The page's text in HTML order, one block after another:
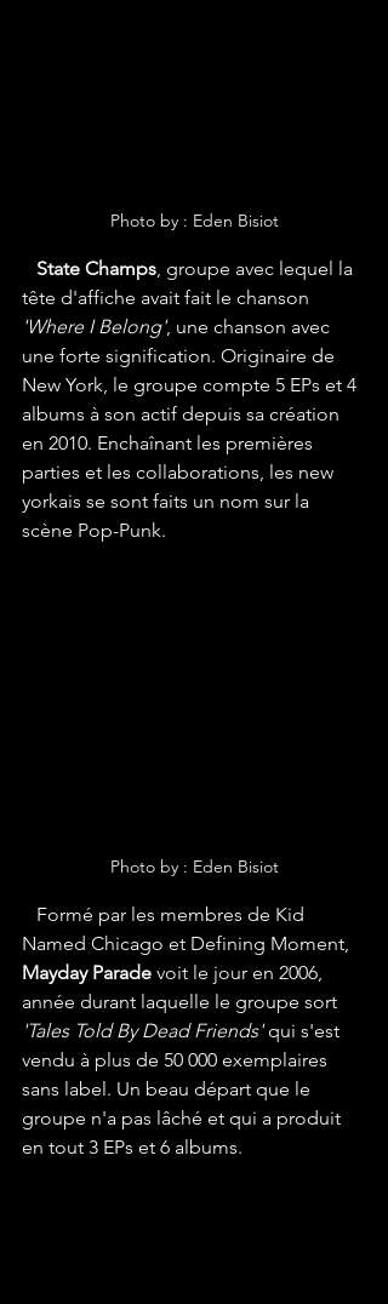
Photo by : Eden Bisiot
State Champs, groupe avec lequel la
tête d'affiche avait fait le chanson
'Where I Belong', une chanson avec
une forte signification. Originaire de
New York, le groupe compte 5 EPs et 4
albums à son actif depuis sa création
en 2010. Enchaînant les premières
parties et les collaborations, les new
yorkais se sont faits un nom sur la
scène Pop-Punk.
Photo by : Eden Bisiot
Named Chicago et Defining Moment,
Mayday Parade voit le jour en 2006,
année durant laquelle le groupe sort
'Tales Told By Dead Friends' qui s'est
vendu à plus de 50 000 exemplaires
sans label. Un beau départ que le
groupe n'a pas lâché et qui a produit
en tout 3 EPs et 6 albums.